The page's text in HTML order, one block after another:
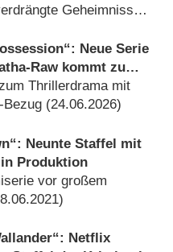
Geheimnisse
Neue Serie
Raw kommt zu
Thrillerdrama mit
Bezug (24.06.2026)
Neunte Staffel mit
Produktion
vor großem
)
Netflix